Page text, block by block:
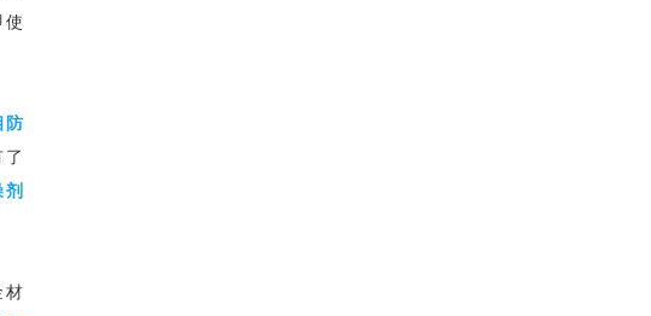
使
防
材